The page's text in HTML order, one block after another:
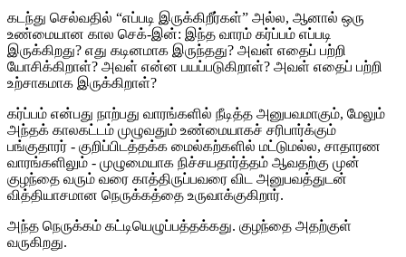
கடந்து செல்வதில் “எப்படி இருக்கிறீர்கள்” அல்ல, ஆனால் ஒரு
உண்மையான கால செக்-இன்: இந்த வாரம் கர்ப்பம் எப்படி
இருக்கிறது? எது கடினமாக இருந்தது? அவள் எதைப் பற்றி
யோசிக்கிறாள்? அவள் என்ன பயப்படுகிறாள்? அவள் எதைப் பற்றி
உற்சாகமாக இருக்கிறாள்?
கர்ப்பம் என்பது நாற்பது வாரங்களில் நீடித்த அனுபவமாகும், மேலும்
அந்தக் காலகட்டம் முழுவதும் உண்மையாகச் சரிபார்க்கும்
பங்குதாரர் - குறிப்பிடத்தக்க மைல்கற்களில் மட்டுமல்ல, சாதாரண
வாரங்களிலும் - முழுமையாக நிச்சயதார்த்தம் ஆவதற்கு முன்
குழந்தை வரும் வரை காத்திருப்பவரை விட அனுபவத்துடன்
வித்தியாசமான நெருக்கத்தை உருவாக்குகிறார்.
அந்த நெருக்கம் கட்டியெழுப்பத்தக்கது. குழந்தை அதற்குள்
வருகிறது.